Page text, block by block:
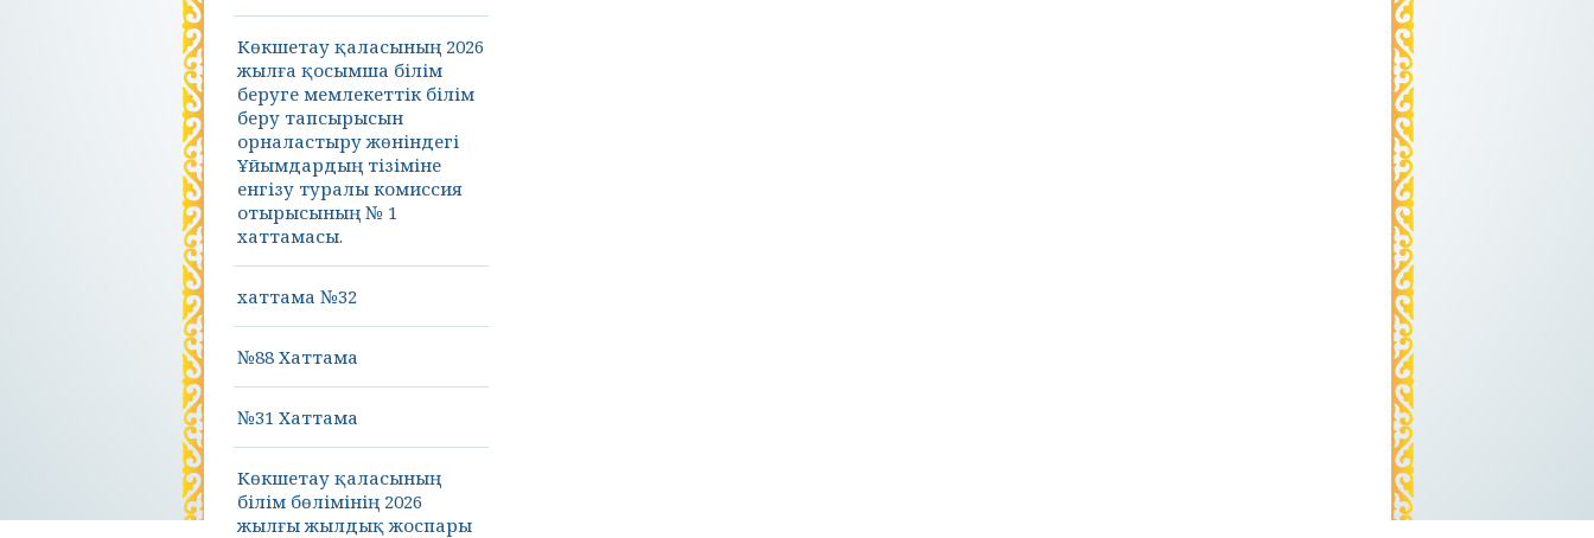
Көкшетау қаласының 2026
жылға қосымша білім
беруге мемлекеттік білім
беру тапсырысын
орналастыру жөніндегі
Ұйымдардың тізіміне
енгізу туралы комиссия
отырысының № 1
хаттамасы.
хаттама №32
№88 Хаттама
№31 Хаттама
Көкшетау қаласының
білім бөлімінің 2026
жылғы жылдық жоспары